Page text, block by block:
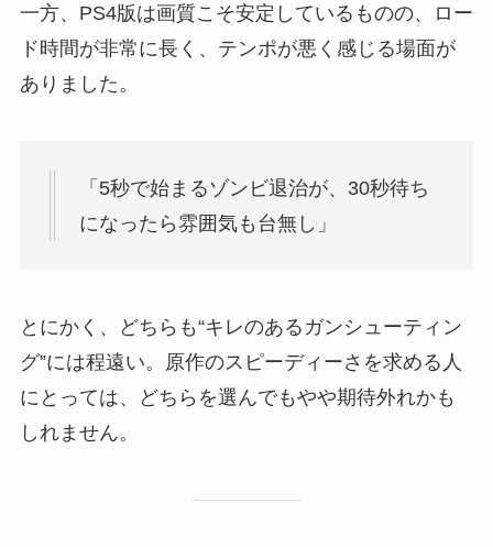
一方、PS4版は画質こそ安定しているものの、ロー
ド時間が非常に長く、テンポが悪く感じる場面が
ありました。
「5秒で始まるゾンビ退治が、30秒待ち
になったら雰囲気も台無し」
とにかく、どちらも“キレのあるガンシューティン
グ”には程遠い。原作のスピーディーさを求める人
にとっては、どちらを選んでもやや期待外れかも
しれません。